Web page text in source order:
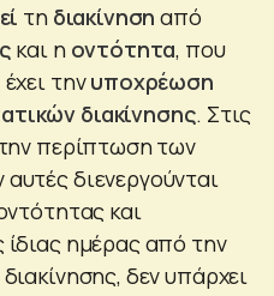
τη διακίνηση από
και η οντότητα, που
τηνυποχρέωση
διακίνησης. Στις
περίπτωση των
διενεργούνται
και
ημέρας από την
δεν υπάρχει